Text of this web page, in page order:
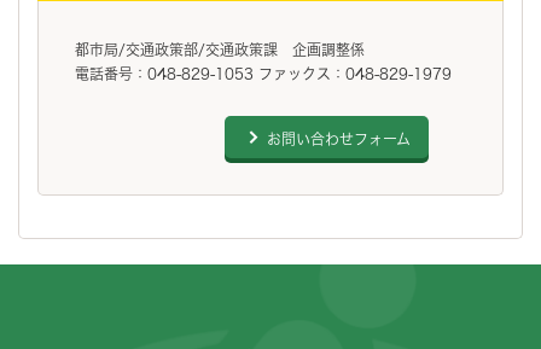
都市局/交通政策部/交通政策課 企画調整係
電話番号：048-829-1053 ファックス：048-829-1979
お問い合わせフォーム